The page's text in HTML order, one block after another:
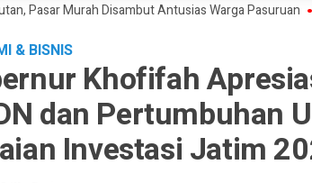
Disambut Antusias Warga Pasuruan Dua Heli
& BISNIS
Khofifah
dan Pertumbuhan
Investasi Jatim